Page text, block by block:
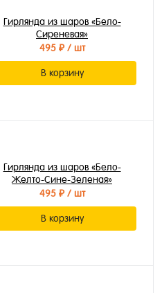
Гирлянда из шаров «Бело-
Сиреневая»
495 ₽/ шт
В корзину
Гирлянда из шаров «Бело-
Желто-Сине-Зеленая»
495 ₽/ шт
В корзину